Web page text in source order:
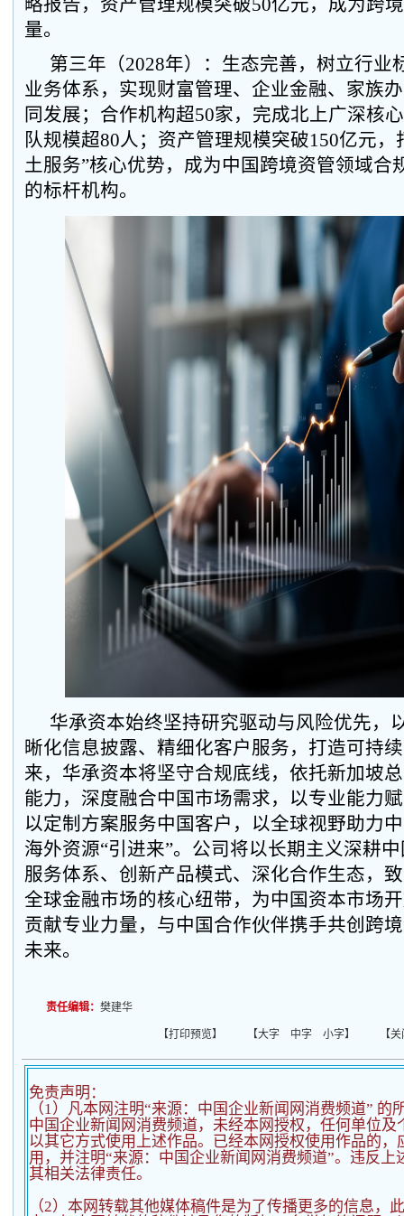
略报告，资产管理规模突破50亿元，成为跨
量。
第三年（2028年）：生态完善，树立行业
业务体系，实现财富管理、企业金融、家族
同发展；合作机构超50家，完成北上广深核
队规模超80人；资产管理规模突破150亿元，
土服务”核心优势，成为中国跨境资管领域合
的标杆机构。
华承资本始终坚持研究驱动与风险优先，
晰化信息披露、精细化客户服务，打造可持
来，华承资本将坚守合规底线，依托新加坡
能力，深度融合中国市场需求，以专业能力
以定制方案服务中国客户，以全球视野助力
海外资源“引进来”。公司将以长期主义深耕
服务体系、创新产品模式、深化合作生态，
全球金融市场的核心纽带，为中国资本市场
贡献专业力量，与中国合作伙伴携手共创跨
未来。
责任编辑： 樊建华
【打印预览】 【大字 中字 小字】 【关
免责声明：
（1）凡本网注明“来源：中国企业新闻网消费频道” 的
中国企业新闻网消费频道，未经本网授权，任何单位及
以其它方式使用上述作品。已经本网授权使用作品的，
用，并注明“来源：中国企业新闻网消费频道”。违反上
其相关法律责任。
（2） 本网转载其他媒体稿件是为了传播更多的信息，